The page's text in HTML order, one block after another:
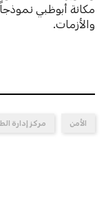
مكانة أبوظبي
والأزمات.
الأمن مركز إدارة